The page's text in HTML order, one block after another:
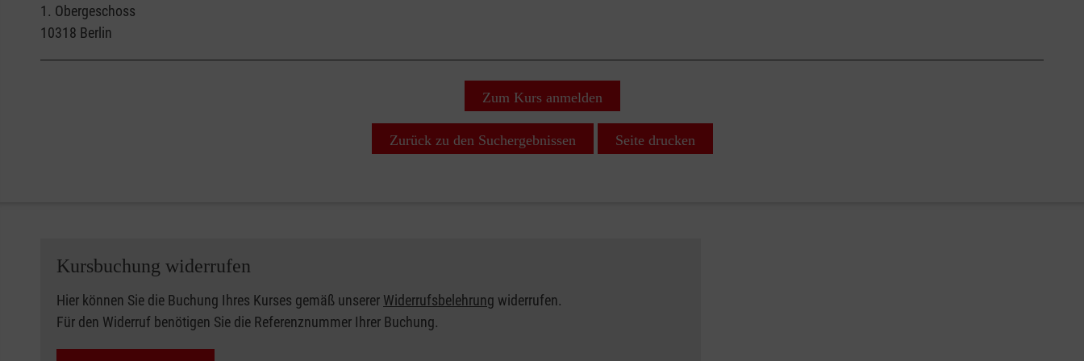
1. Obergeschoss
10318 Berlin
Zum Kurs anmelden
Zurück zu den Suchergebnissen Seite drucken
Kursbuchung widerrufen
Hier können Sie die Buchung Ihres Kurses gemäß unserer Widerrufsbelehrung widerrufen.
Für den Widerruf benötigen Sie die Referenznummer Ihrer Buchung.